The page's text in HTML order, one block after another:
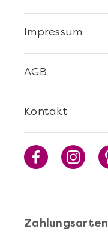
Zahlungsarten
Kontakt
AGB
Impressum